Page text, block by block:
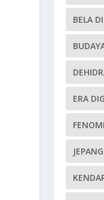
BELA
ERA
JEPANG